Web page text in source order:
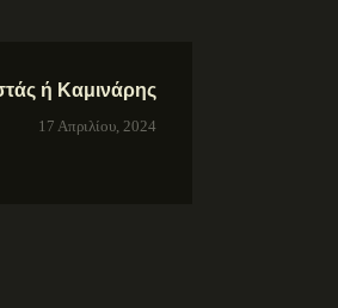
ή Καμινάρης
17 Απριλίου, 2024